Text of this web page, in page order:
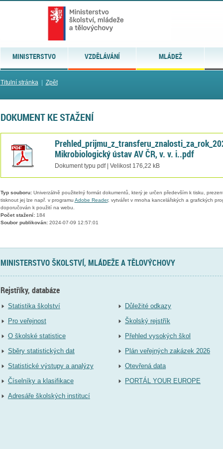
MINISTERSTVO VZDĚLÁVÁNÍ MLÁDEŽ
Titulní stránka| Zpět
DOKUMENT KE STAŽENÍ
Mikrobiologický ústav AV ČR, v. v. i..pdf
Dokument typu pdf | Velikost 176,22 kB
Typ souboru:Univerzálně použitelný formát dokumentů, který je určen především k tisku,
tisknout jej lze např. v programu Adobe Reader, vytvářet v mnoha kancelářských a grafických
doporučován k použití na webu.
Počet stažení:184
Soubor publikován:2024-07-09 12:57:01
MINISTERSTVO ŠKOLSTVÍ, MLÁDEŽE A TĚLOVÝCHOVY
Rejstříky, databáze
Statistika školství
Pro veřejnost
O školské statistice
Sběry statistických dat
Statistické výstupy a analýzy
Číselníky a klasifikace
Adresáře školských institucí
Důležité odkazy
Školský rejstřík
Přehled vysokých škol
Plán veřejných zakázek 2026
Otevřená data
PORTÁL YOUR EUROPE